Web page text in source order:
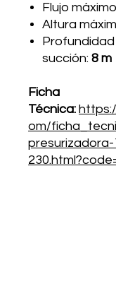
Flujo
Altura
succión: 8 m
Ficha
Técnica:
om/